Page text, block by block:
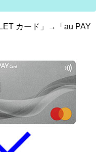
カード」→「au PAY